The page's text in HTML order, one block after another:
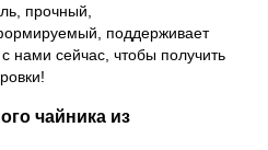
прочный,
поддерживает
нами сейчас, чтобы получить
чайника из